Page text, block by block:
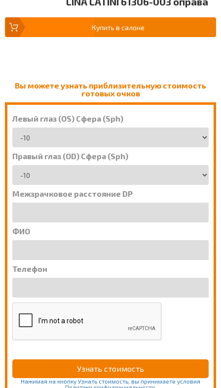
Купить в салоне
Вы можете узнать приблизительную стоимость
готовых очков
Левый глаз (OS) Сфера (Sph)
Правый глаз (OD) Сфера (Sph)
Межзрачковое расстояние DP
ФИО
Телефон
Нажимая на кнопку Узнать стоимость, вы принимаете условия